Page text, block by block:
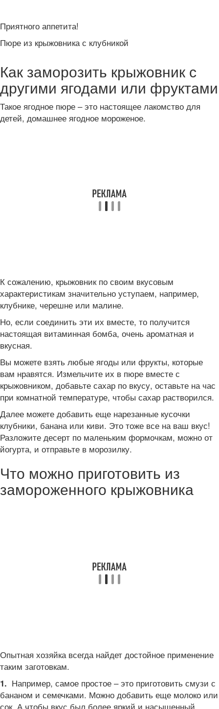
Приятного аппетита!
Пюре из крыжовника с клубникой
Как заморозить крыжовник с
другими ягодами или фруктами
Такое ягодное пюре – это настоящее лакомство для
детей, домашнее ягодное мороженое.
К сожалению, крыжовник по своим вкусовым
характеристикам значительно уступаем, например,
клубнике, черешне или малине.
Но, если соединить эти их вместе, то получится
настоящая витаминная бомба, очень ароматная и
вкусная.
Вы можете взять любые ягоды или фрукты, которые
вам нравятся. Измельчите их в пюре вместе с
крыжовником, добавьте сахар по вкусу, оставьте на час
при комнатной температуре, чтобы сахар растворился.
Далее можете добавить еще нарезанные кусочки
клубники, банана или киви. Это тоже все на ваш вкус!
Разложите десерт по маленьким формочкам, можно от
йогурта, и отправьте в морозилку.
Что можно приготовить из
замороженного крыжовника
Опытная хозяйка всегда найдет достойное применение
таким заготовкам.
1. Например, самое простое – это приготовить смузи с
бананом и семечками. Можно добавить еще молоко или
сок. А чтобы вкус был более яркий и насыщенный